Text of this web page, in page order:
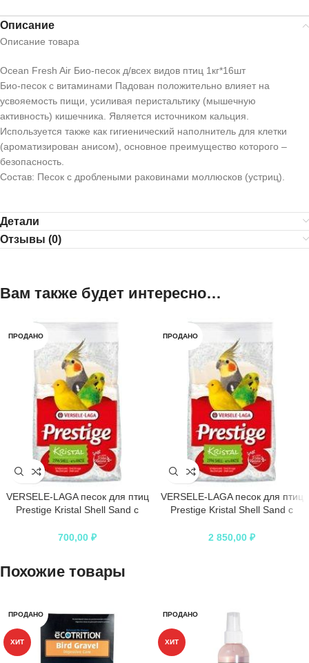
Описание
Описание товара
Ocean Fresh Air Био-песок д/всех видов птиц 1кг*16шт
Био-песок с витаминами Падован положительно влияет на
усвояемость пищи, усиливая перистальтику (мышечную
активность) кишечника. Является источником кальция.
Используется также как гигиенический наполнитель для клетки
(ароматизирован анисом), основное преимущество которого –
безопасность.
Состав: Песок с дроблеными раковинами моллюсков (устриц).
Детали
Отзывы (0)
Вам также будет интересно…
ПРОДАНО
VERSELE-LAGA песок для птиц
Prestige Kristal Shell Sand с
700,00 ₽
ПРОДАНО
VERSELE-LAGA песок для птиц
Prestige Kristal Shell Sand с
2 850,00 ₽
Похожие товары
ПРОДАНО
ХИТ
ПРОДАНО
ХИТ